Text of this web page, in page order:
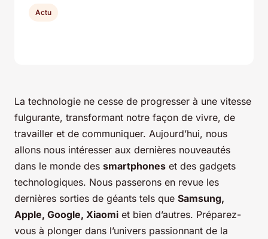
La technologie ne cesse de progresser à une vitesse
fulgurante, transformant notre façon de vivre, de
travailler et de communiquer. Aujourd’hui, nous
allons nous intéresser aux dernières nouveautés
dans le monde des smartphones et des gadgets
technologiques. Nous passerons en revue les
dernières sorties de géants tels que Samsung,
Apple, Google, Xiaomi et bien d’autres. Préparez-
vous à plonger dans l’univers passionnant de la
Actu